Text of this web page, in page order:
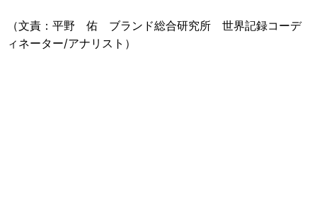
（文責：平野 佑 ブランド総合研究所 世界記録コーデ
ィネーター/アナリスト）